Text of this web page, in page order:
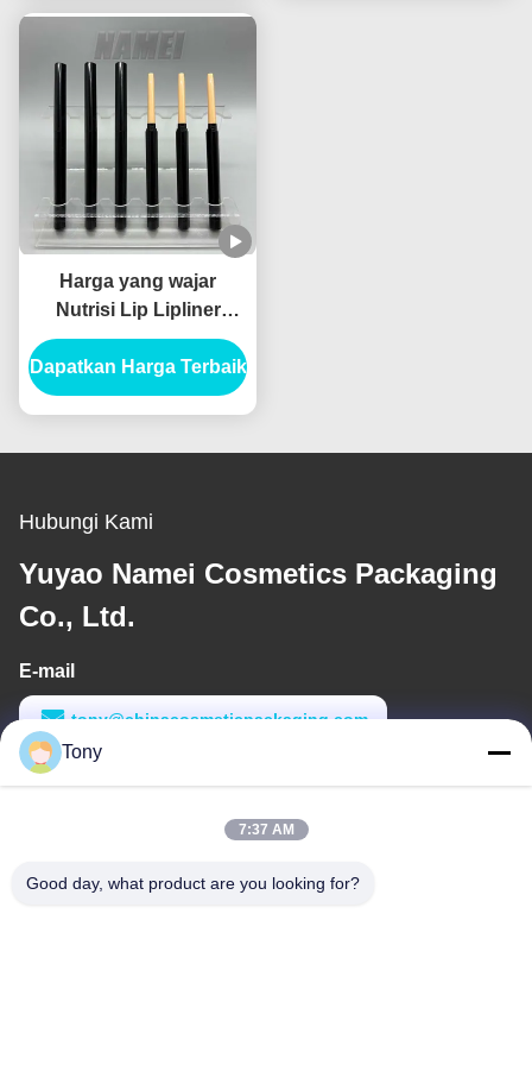
Harga yang wajar
Nutrisi Lip Lipliner
Pensil wadah kosmetik
tabung kemasan
dengan chipper
Dapatkan Harga Terbaik
Hubungi Kami
Yuyao Namei Cosmetics Packaging
Co., Ltd.
E-mail
tony@chinacosmeticpackaging.com
Waktu Kerja
Tony
7:37 AM
Good day, what product are you looking for?